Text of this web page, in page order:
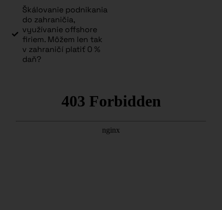
Škálovanie podnikania
do zahraničia,
využívanie offshore
firiem. Môžem len tak
v zahraničí platiť 0 %
daň?